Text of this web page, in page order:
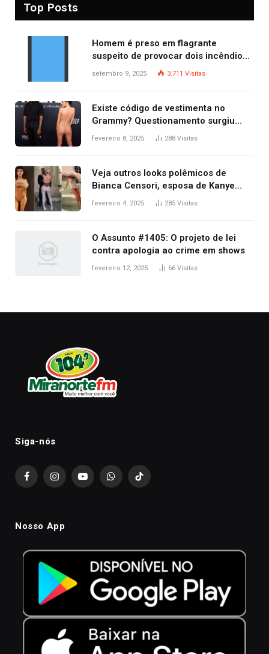
Top Posts
Homem é preso em flagrante
suspeito de provocar dois incêndios
criminosos no mesmo dia
setembro 9, 2025 3.711 Visitas
Existe código de vestimenta no
Grammy? Questionamento surgiu
após Bianca Censori, mulher de
fevereiro 8, 2025 288 Visitas
Veja outros looks polêmicos de
Bianca Censori, esposa de Kanye
West que apareceu nua no Grammy
fevereiro 4, 2025 285 Visitas
O Assunto #1405: O projeto de lei
contra apologia ao crime em shows
fevereiro 12, 2025 66 Visitas
Siga-nós
FacebookInstagramYouTubeWhatsAppTikTok
Nosso App